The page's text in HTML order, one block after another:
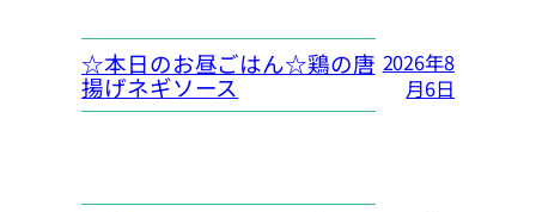
☆本日のお昼ごはん☆鶏の唐
揚げネギソース
2026年8
月6日